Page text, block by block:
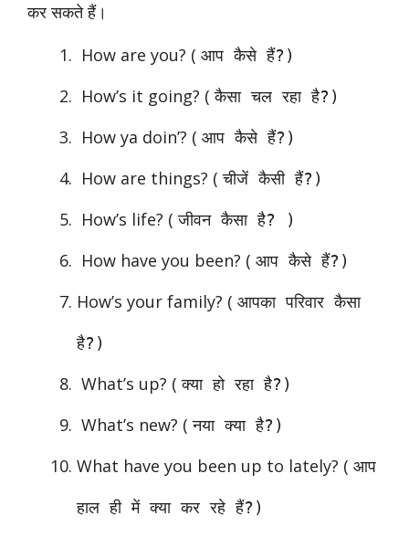
कर सकते हैं।
How are you? ( आप कैसे हैं?)
How’s it going? (कैसा चल रहा है?)
How ya doin’? ( आप कैसे हैं?)
How are things? (चीजें कैसी हैं?)
How’s life? (जीवन कैसा है? )
How have you been? ( आप कैसे हैं?)
How’s your family? ( आपका परिवार कैसा
है?)
What’s up? (क्या हो रहा है?)
What’s new? (नया क्या है?)
What have you been up to lately? ( आप
हाल ही में क्या कर रहे हैं?)